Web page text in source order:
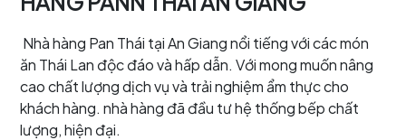
Nhà hàng Pan Thái tại An Giang nổi tiếng với các món
ăn Thái Lan độc đáo và hấp dẫn. Với mong muốn nâng
cao chất lượng dịch vụ và trải nghiệm ẩm thực cho
khách hàng. nhà hàng đã đầu tư hệ thống bếp chất
lượng, hiện đại.